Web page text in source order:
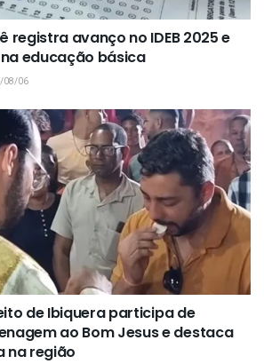
avanço no IDEB 2025 e
educação básica
08/06
de Ibiquera participa de
ao Bom Jesus e destaca
na região